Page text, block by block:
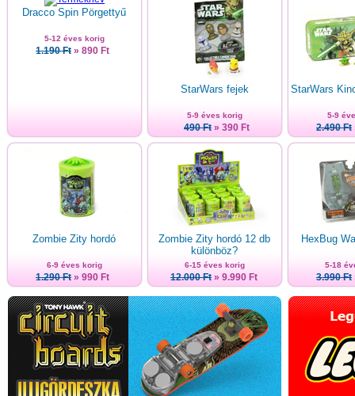
Dracco Spin Pörgettyű
5-12 éves korig
1.190 Ft » 890 Ft
StarWars fejek
5-9 éves korig
490 Ft » 390 Ft
StarWars
5-9
2.490 Ft
Zombie Zity hordó
6-9 éves korig
1.290 Ft » 990 Ft
Zombie Zity hordó 12 db
különböz?
6-15 éves korig
12.000 Ft » 9.990 Ft
HexBug
5-18
3.990 Ft